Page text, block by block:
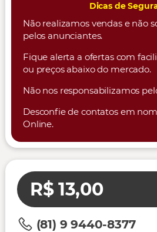
Dicas de
Não realizamos vendas e não
pelos anunciantes.
Fique alerta a ofertas com
ou preços abaixo do mercado.
Não nos responsabilizamos
Desconfie de contatos em
Online.
R$ 13,00
(81) 9 9440-8377